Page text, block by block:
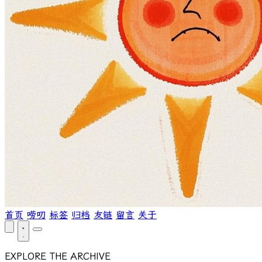
首页 唠叨 标签 归档 友链 留言 关于
EXPLORE THE ARCHIVE